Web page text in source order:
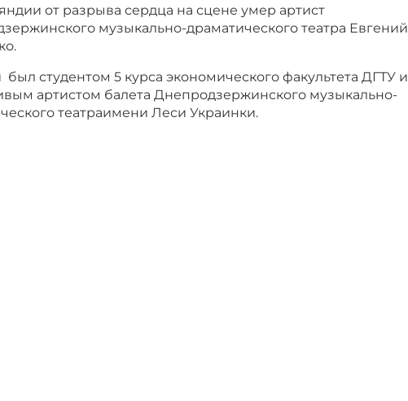
от разрыва сердца на сцене умер артист
музыкально-драматического театра Евгений
был студентом 5 курса экономического факультета ДГТУ и
артистом балета Днепродзержинского музыкально-
театраимени Леси Украинки.